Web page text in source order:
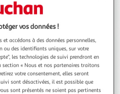
de fidélité ?
que faire ?
ma carte de
?
vos données !
accédons à des données personnelles,
ou des identifiants uniques, sur votre
les technologies de suivi prendront en
section « Nous et nos partenaires traitons
votre consentement, elles seront
sont désactivées, il est possible que
sont présentés ne soient pas pertinents